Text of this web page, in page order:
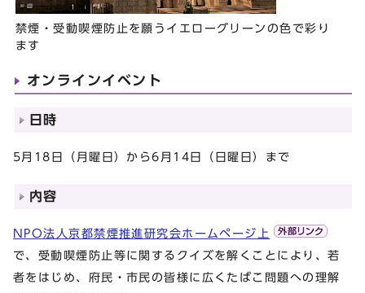
禁煙・受動喫煙防止を願うイエローグリーンの色で彩り
ます
オンラインイベント
日時
5月18日（月曜日）から6月14日（日曜日）まで
内容
NPO法人京都禁煙推進研究会ホームページ上
で、受動喫煙防止等に関するクイズを解くことにより、若
者をはじめ、府民・市民の皆様に広くたばこ問題への理解